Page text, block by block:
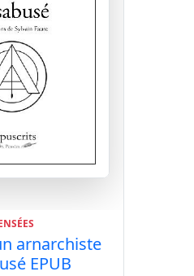
arnarchiste
EPUB